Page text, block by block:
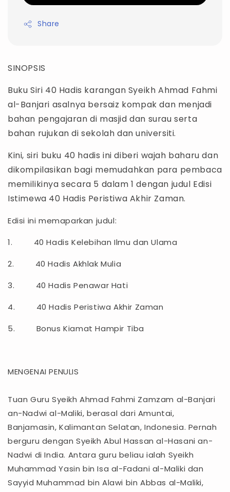
Share
SINOPSIS
Buku Siri 40 Hadis karangan Syeikh Ahmad Fahmi
al-Banjari asalnya bersaiz kompak dan menjadi
bahan pengajaran di masjid dan surau serta
bahan rujukan di sekolah dan universiti.
Kini, siri buku 40 hadis ini diberi wajah baharu dan
dikompilasikan bagi memudahkan para pembaca
memilikinya secara 5 dalam 1 dengan judul Edisi
Istimewa 40 Hadis Peristiwa Akhir Zaman.
Edisi ini memaparkan judul:
1. 40 Hadis Kelebihan Ilmu dan Ulama
2. 40 Hadis Akhlak Mulia
3. 40 Hadis Penawar Hati
4. 40 Hadis Peristiwa Akhir Zaman
5. Bonus Kiamat Hampir Tiba
MENGENAI PENULIS
Tuan Guru Syeikh Ahmad Fahmi Zamzam al-Banjari
an-Nadwi al-Maliki, berasal dari Amuntai,
Banjamasin, Kalimantan Selatan, Indonesia. Pernah
berguru dengan Syeikh Abul Hassan al-Hasani an-
Nadwi di India. Antara guru beliau ialah Syeikh
Muhammad Yasin bin Isa al-Fadani al-Maliki dan
Sayyid Muhammad bin Alawi bin Abbas al-Maliki,